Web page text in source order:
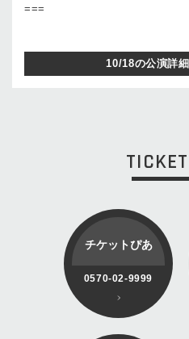
===
10/18の公演詳
チケットぴあ
0570-02-9999